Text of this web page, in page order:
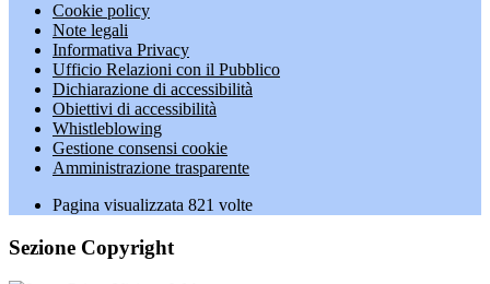
Cookie policy
Note legali
Informativa Privacy
Ufficio Relazioni con il Pubblico
Dichiarazione di accessibilità
Obiettivi di accessibilità
Whistleblowing
Gestione consensi cookie
Amministrazione trasparente
Pagina visualizzata 821 volte
Sezione Copyright